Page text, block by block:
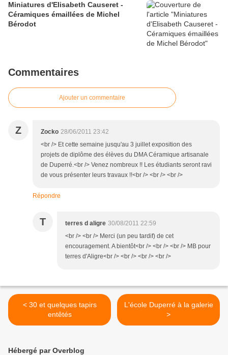
Miniatures d'Elisabeth Causeret -
Céramiques émaillées de Michel
Bérodot
Commentaires
Ajouter un commentaire
Z Zocko 28/06/2011 23:42
<br /> Et cette semaine jusqu'au 3 juillet exposition des
projets de diplôme des élèves du DMA Céramique artisanale
de Duperré.<br /> Venez nombreux !! Les étudiants seront ravi
de vous présenter leurs travaux !!<br /> <br /> <br />
Répondre
T terres d aligre 30/08/2011 22:59
<br /> <br /> Merci (un peu tardif) de cet
encouragement. A bientôt<br /> <br /> <br /> MB pour
terres d'Aligre<br /> <br /> <br /> <br />
< 30 et quelques tapirs
entêtés
L'école Duperré à la galerie
>
Hébergé par Overblog